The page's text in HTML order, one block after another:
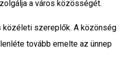
a város közösségét.
szereplők. A közönség
tovább emelte az ünnep